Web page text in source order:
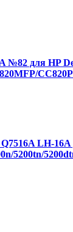
№82 для HP
LH-16A
5200tn/